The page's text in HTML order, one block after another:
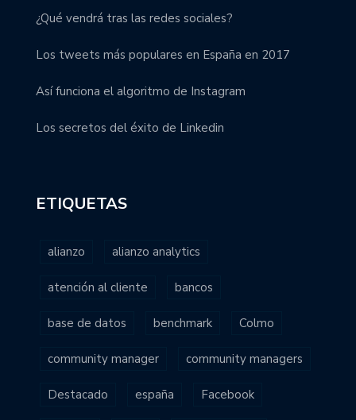
¿Qué vendrá tras las redes sociales?
Los tweets más populares en España en 2017
Así funciona el algoritmo de Instagram
Los secretos del éxito de Linkedin
ETIQUETAS
alianzo alianzo analytics
atención al cliente bancos
base de datos benchmark Colmo
community manager community managers
Destacado españa Facebook